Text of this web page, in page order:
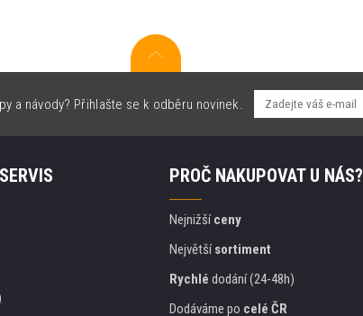
a návody? Přihlašte se k odběru novinek.
PROČ NAKUPOVAT U NÁS?
Nejnižšíceny
Největšísortiment
Rychlé dodání (24-48h)
Dodáváme po celé ČR